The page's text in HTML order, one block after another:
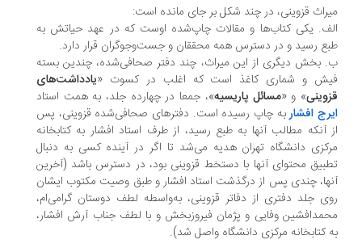
قزوینی، در چند شکل بر جای مانده است:
یکی کتاب‌ها و مقالات چاپ‌شده اوست که در عهد حیاتش به
رسید و در دسترس همه محققان و جست‌وجوگران قرار دارد.
بخش دیگری از این میراث، چند دفتر صحافی‌شده، چندین بسته
و شماری کاغذ است که اغلب در کسوت «یادداشت‌های
» و «مسائل پاریسیه»، جمعا در چهارده جلد، به همت استاد
افشاربه چاپ رسیده است. دفترهای صحافی‌شده قزوینی، پس
آنکه مطالب آنها به طبع رسید، از طرف استاد افشار به کتابخانه
دانشگاه تهران هدیه می‌شد تا اگر در آینده کسی به دنبال
محتوای آنها با دستخط قزوینی بود، در دسترس باشد (آخرین
چندی پس از درگذشت استاد افشار و طبق وصیت مکتوب ایشان
جلد دفتری از دفاتر قزوینی، به‌واسطه لطف دوستان گرامی‌ام،
‌وفایی و پژمان فیروزبخش و با لطف جناب آرش افشار،
کتابخانه مرکزی دانشگاه واصل شد).